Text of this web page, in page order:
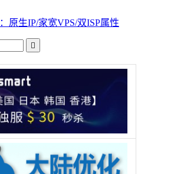
：原生IP/家宽VPS/双ISP属性
